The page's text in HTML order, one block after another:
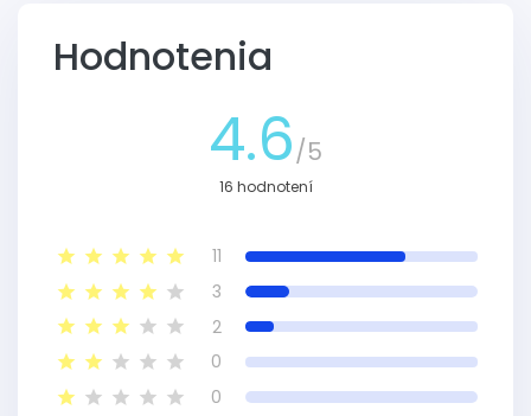
Hodnotenia
4.6/5
16 hodnotení
11
3
2
0
0